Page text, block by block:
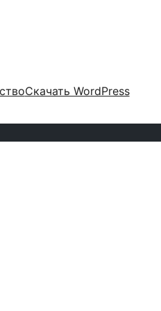
Скачать WordPress